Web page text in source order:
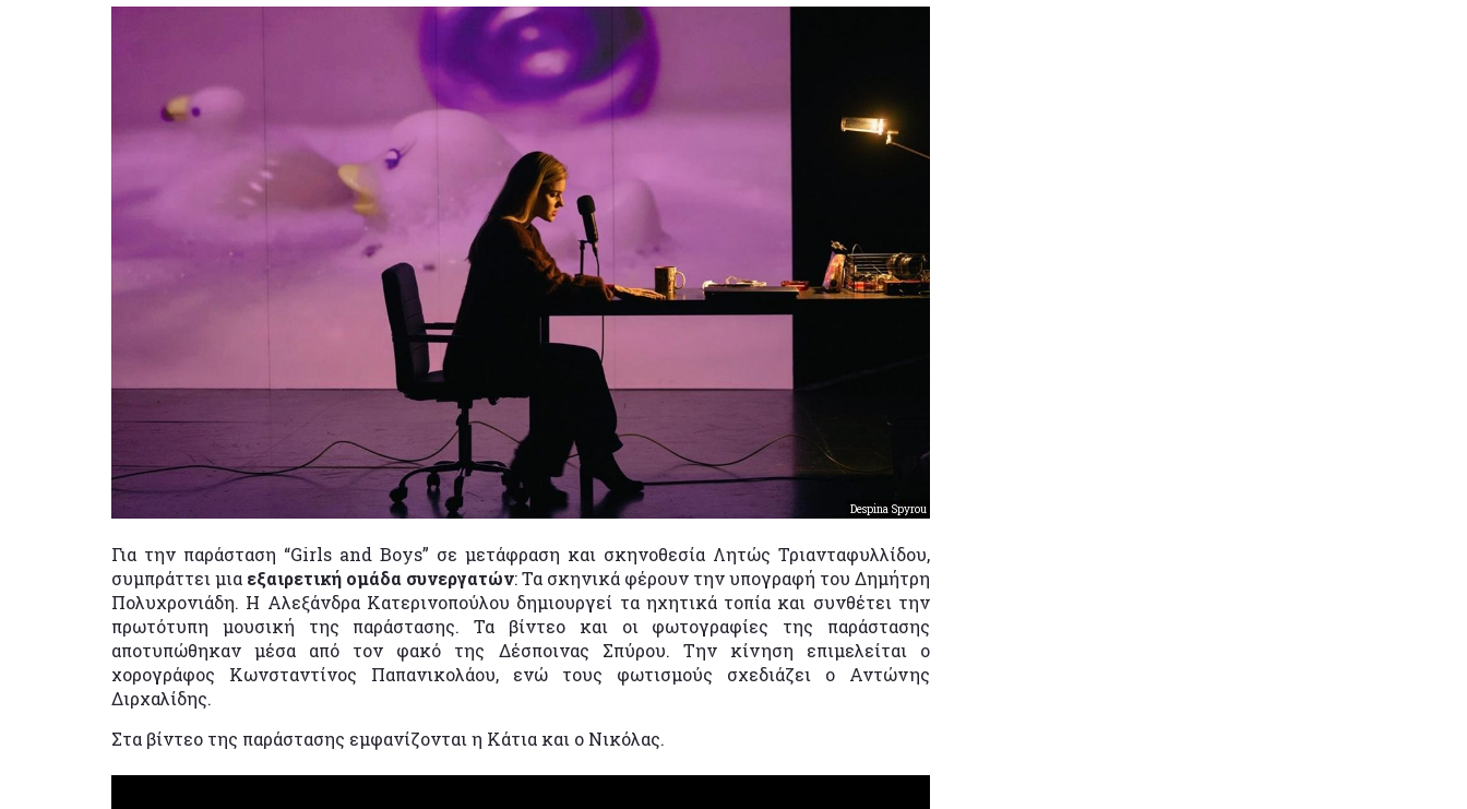
Despina Spyrou
Για την παράσταση “Girls and Boys” σε μετάφραση και σκηνοθεσία Λητώς Τριανταφυλλίδου,
συμπράττει μια εξαιρετική ομάδα συνεργατών: Τα σκηνικά φέρουν την υπογραφή του Δημήτρη
Πολυχρονιάδη. Η Αλεξάνδρα Κατερινοπούλου δημιουργεί τα ηχητικά τοπία και συνθέτει την
πρωτότυπη μουσική της παράστασης. Τα βίντεο και οι φωτογραφίες της παράστασης
αποτυπώθηκαν μέσα από τον φακό της Δέσποινας Σπύρου. Την κίνηση επιμελείται ο
χορογράφος Κωνσταντίνος Παπανικολάου, ενώ τους φωτισμούς σχεδιάζει ο Αντώνης
Διρχαλίδης.
Στα βίντεο της παράστασης εμφανίζονται η Κάτια και ο Νικόλας.